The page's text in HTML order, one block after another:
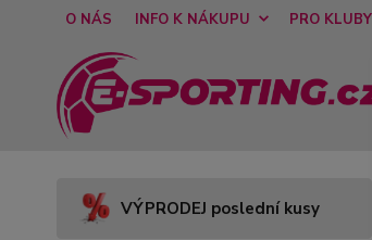
O NÁS INFO K NÁKUPU PRO KLUBY
VÝPRODEJ poslední kusy